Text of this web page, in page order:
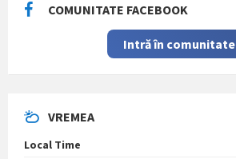
COMUNITATE FACEBOOK
Intră în comunitate
VREMEA
Local Time